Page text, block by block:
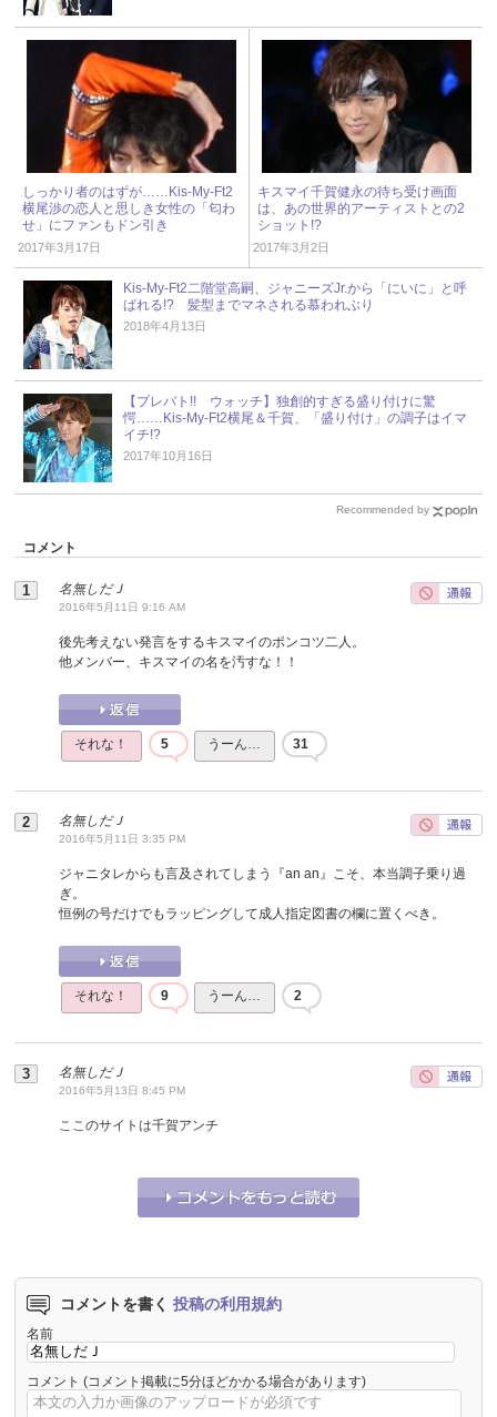
しっかり者のはずが……Kis-My-Ft2
横尾渉の恋人と思しき女性の「匂わ
せ」にファンもドン引き
2017年3月17日
キスマイ千賀健永の待ち受け画面
は、あの世界的アーティストとの2
ショット!?
2017年3月2日
Kis-My-Ft2二階堂高嗣、ジャニーズJr.から「にいに」と呼
ばれる!? 髪型までマネされる慕われぶり
2018年4月13日
【プレバト!! ウォッチ】独創的すぎる盛り付けに驚
愕……Kis-My-Ft2横尾＆千賀、「盛り付け」の調子はイマ
イチ!?
2017年10月16日
Recommended by
コメント
名無しだＪ
2016年5月11日 9:16 AM
後先考えない発言をするキスマイのポンコツ二人。
他メンバー、キスマイの名を汚すな！！
それな！ 5 うーん… 31
名無しだＪ
2016年5月11日 3:35 PM
ジャニタレからも言及されてしまう『an an』こそ、本当調子乗り過
ぎ。
恒例の号だけでもラッピングして成人指定図書の欄に置くべき。
それな！ 9 うーん… 2
名無しだＪ
2016年5月13日 8:45 PM
ここのサイトは千賀アンチ
1 うーん… 0
コメントを書く 投稿の利用規約
名前
コメント (コメント掲載に5分ほどかかる場合があります)